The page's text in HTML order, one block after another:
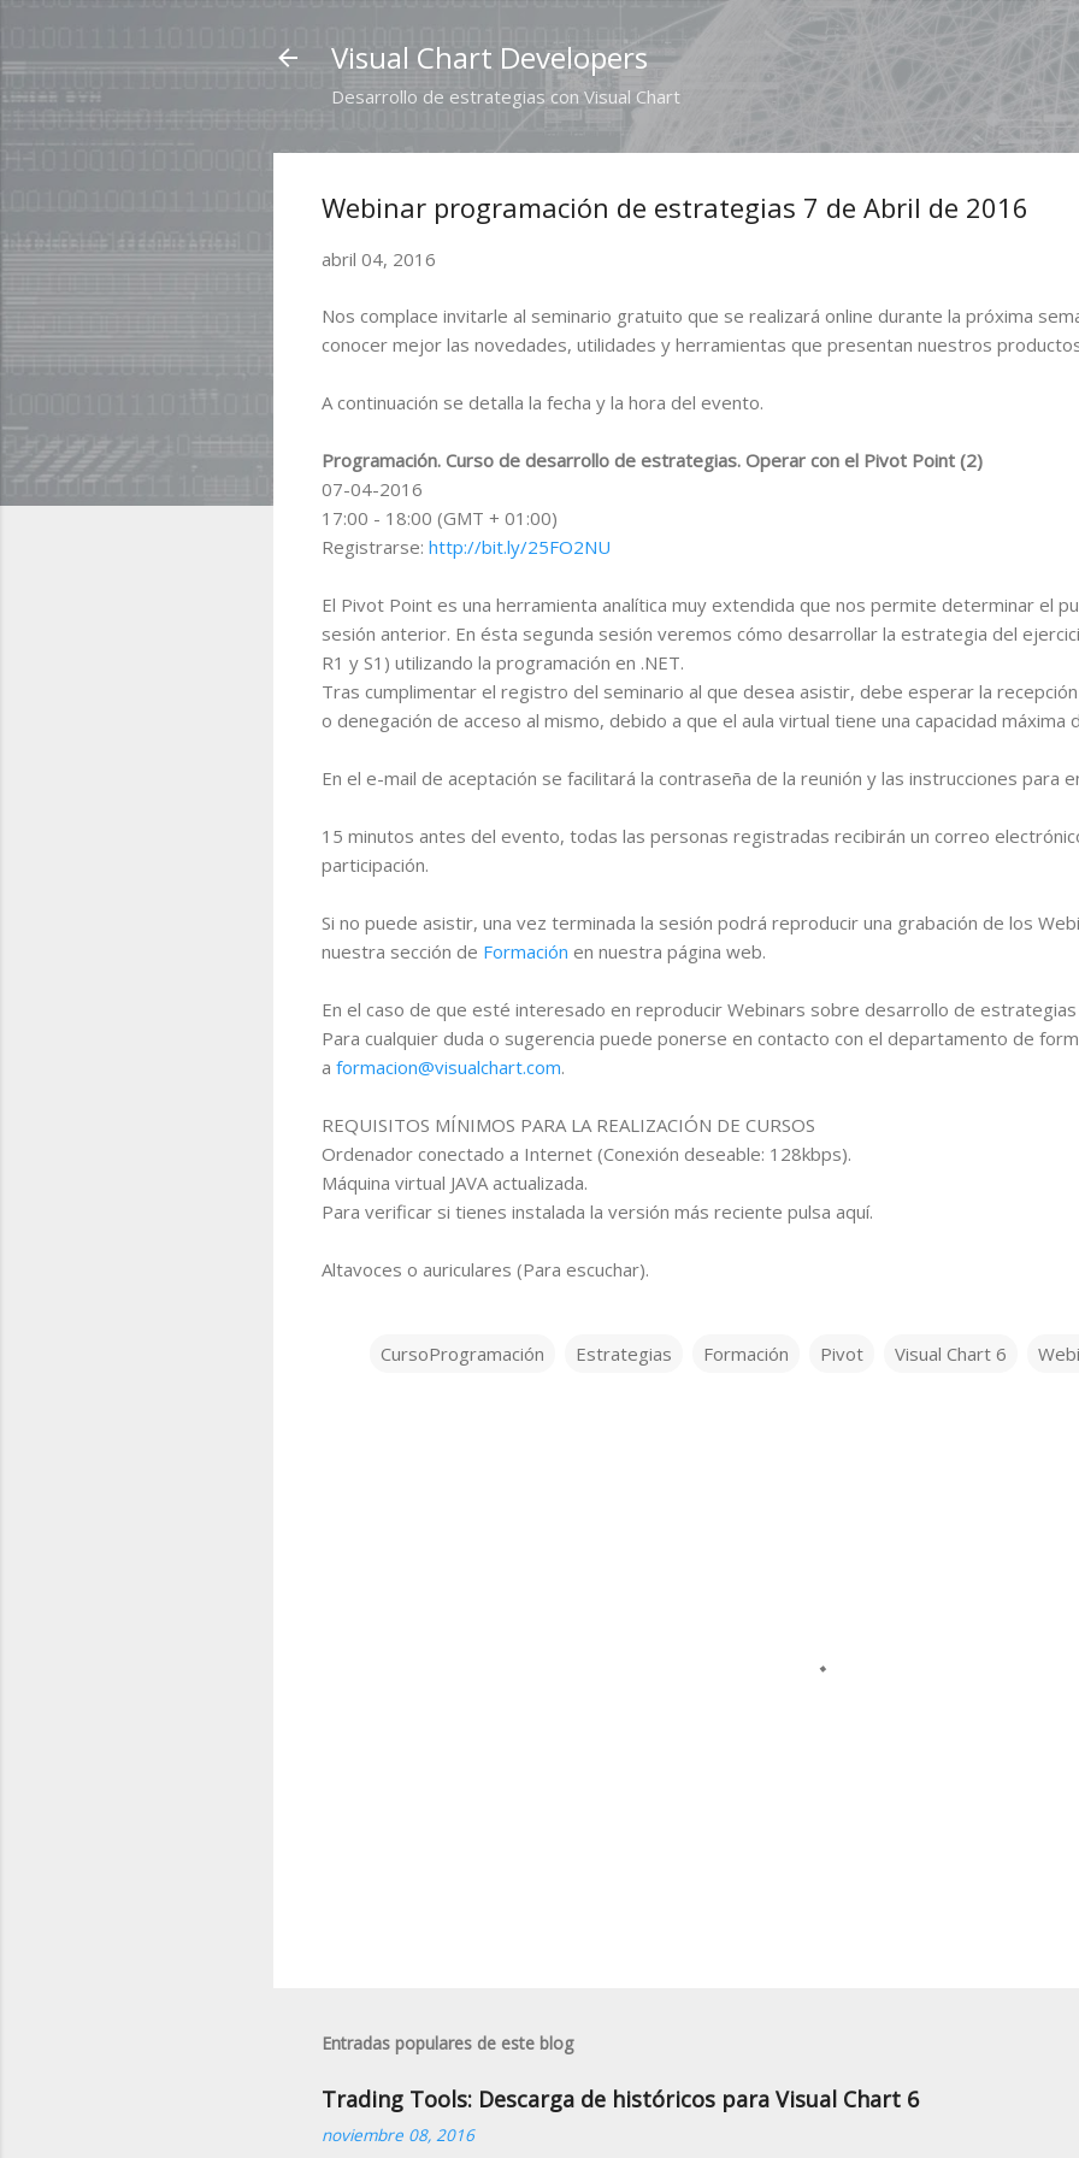
Ir al contenido principal
Visual Chart Developers
Desarrollo de estrategias con Visual Chart
Webinar programación de estrategias 7 de Abril de 2016
abril 04, 2016
Nos complace invitarle al seminario gratuito que se realizará online durante la próxima
conocer mejor las novedades, utilidades y herramientas que presentan nuestros
A continuación se detalla la fecha y la hora del evento.
Programación. Curso de desarrollo de estrategias. Operar con el Pivot Point (2)
07-04-2016
17:00 - 18:00 (GMT + 01:00)
Registrarse: http://bit.ly/25FO2NU
El Pivot Point es una herramienta analítica muy extendida que nos permite determinar el
sesión anterior. En ésta segunda sesión veremos cómo desarrollar la estrategia del
R1 y S1) utilizando la programación en .NET.
Tras cumplimentar el registro del seminario al que desea asistir, debe esperar la
o denegación de acceso al mismo, debido a que el aula virtual tiene una capacidad máxima
En el e-mail de aceptación se facilitará la contraseña de la reunión y las instrucciones para
15 minutos antes del evento, todas las personas registradas recibirán un correo
participación.
Si no puede asistir, una vez terminada la sesión podrá reproducir una grabación de los
nuestra sección de Formación en nuestra página web.
En el caso de que esté interesado en reproducir Webinars sobre desarrollo de estrategias
Para cualquier duda o sugerencia puede ponerse en contacto con el departamento de
a formacion@visualchart.com.
REQUISITOS MÍNIMOS PARA LA REALIZACIÓN DE CURSOS
Ordenador conectado a Internet (Conexión deseable: 128kbps).
Máquina virtual JAVA actualizada.
Para verificar si tienes instalada la versión más reciente pulsa aquí.
Altavoces o auriculares (Para escuchar).
CursoProgramación Estrategias Formación Pivot Visual Chart 6
Entradas populares de este blog
Trading Tools: Descarga de históricos para Visual Chart 6
noviembre 08, 2016